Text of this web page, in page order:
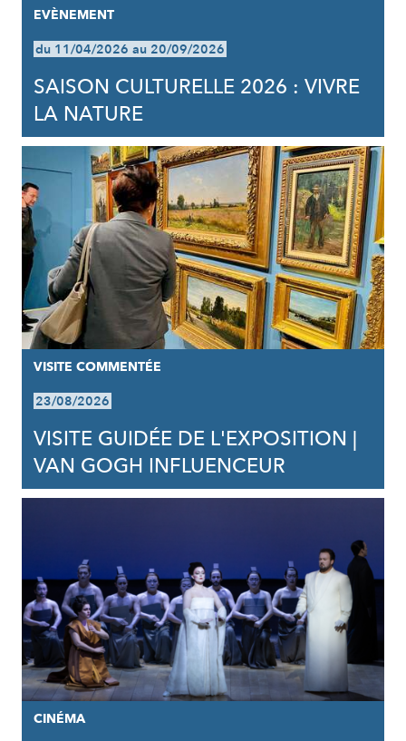
EVÈNEMENT
du 11/04/2026 au 20/09/2026
SAISON CULTURELLE 2026 : VIVRE
LA NATURE
VISITE COMMENTÉE
23/08/2026
VISITE GUIDÉE DE L'EXPOSITION |
VAN GOGH INFLUENCEUR
CINÉMA